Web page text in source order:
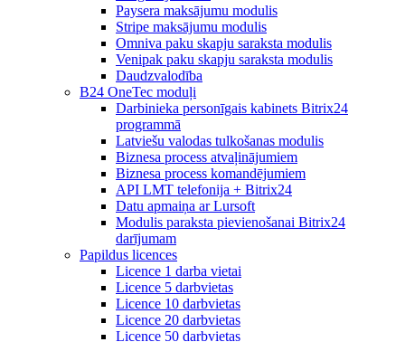
Paysera maksājumu modulis
Stripe maksājumu modulis
Omniva paku skapju saraksta modulis
Venipak paku skapju saraksta modulis
Daudzvalodība
B24 OneTec moduļi
Darbinieka personīgais kabinets Bitrix24
programmā
Latviešu valodas tulkošanas modulis
Biznesa process atvaļinājumiem
Biznesa process komandējumiem
API LMT telefonija + Bitrix24
Datu apmaiņa ar Lursoft
Modulis paraksta pievienošanai Bitrix24
darījumam
Papildus licences
Licence 1 darba vietai
Licence 5 darbvietas
Licence 10 darbvietas
Licence 20 darbvietas
Licence 50 darbvietas